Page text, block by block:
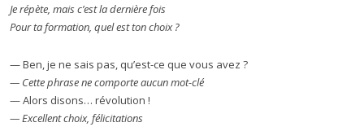
Je répète, mais c’est la dernière fois
Pour ta formation, quel est ton choix ?
— Ben, je ne sais pas, qu’est-ce que vous avez ?
— Cette phrase ne comporte aucun mot-clé
— Alors disons… révolution !
— Excellent choix, félicitations